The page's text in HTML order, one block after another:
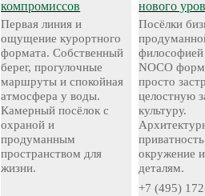
компромиссов
Первая линия и
ощущение курортного
формата. Собственный
берег, прогулочные
маршруты и спокойная
атмосфера у воды.
Камерный посёлок с
охраной и
продуманным
пространством для
жизни.
нового
Посёлки
NOCO
просто
целостную
культуру.
окружение
деталям.
+7 (495)